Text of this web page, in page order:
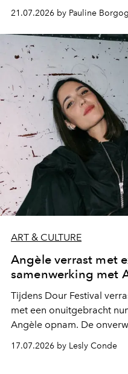
waarin zelfvertrouwen
aan make-up.
21.07.2026 by Pauline
ART & CULTURE
Angèle verrast met
samenwerking met
Tijdens Dour Festival
met een onuitgebracht
Angèle opnam. De
bevestigt de
zangeres de voorbije
17.07.2026 by Lesly Conde